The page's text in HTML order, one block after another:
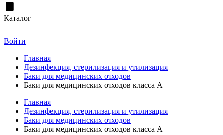
Каталог
Войти
Главная
Дезинфекция, стерилизация и утилизация
Баки для медицинских отходов
Баки для медицинских отходов класса А
Главная
Дезинфекция, стерилизация и утилизация
Баки для медицинских отходов
Баки для медицинских отходов класса А